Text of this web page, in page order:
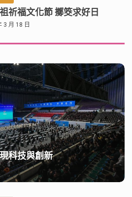
祈福文化節 擲筊求好日
3 月 18 日
科技與創新